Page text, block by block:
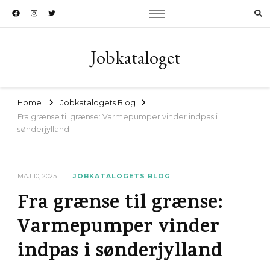
Jobkataloget
Home
Jobkatalogets Blog
Fra grænse til grænse: Varmepumper vinder indpas i
sønderjylland
MAJ 10, 2025 JOBKATALOGETS BLOG
Fra grænse til grænse:
Varmepumper vinder
indpas i sønderjylland